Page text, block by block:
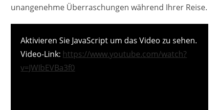
unangenehme Überraschungen während Ihrer Reise.
Aktivieren Sie JavaScript um das Video zu sehen.
Video-Link: https://www.youtube.com/watch?
v=JWIbEVBa3f0